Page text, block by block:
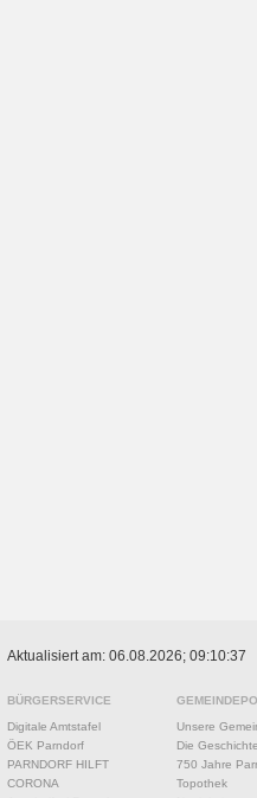
Aktualisiert am: 06.08.2026; 09:10:37
BÜRGERSERVICE
Digitale Amtstafel
ÖEK Parndorf
PARNDORF HILFT
CORONA
Unsere
Die
750 Jahre
Topothek